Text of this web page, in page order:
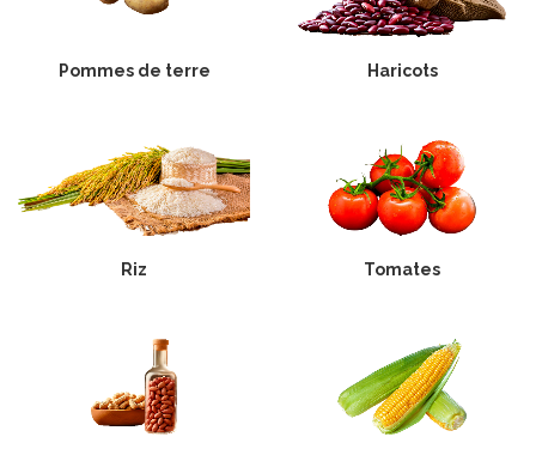
Pommes de terre Haricots
Riz Tomates